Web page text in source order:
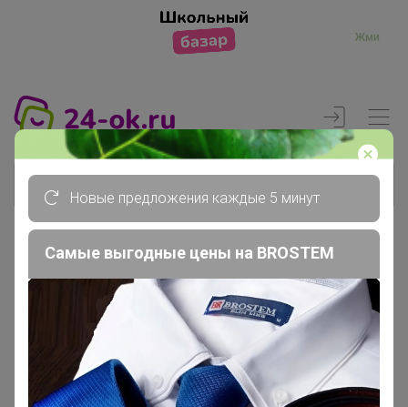
Жми
Члены клуба
Musypusy
Новые предложения каждые 5 минут
Самые выгодные цены на BROSTEM